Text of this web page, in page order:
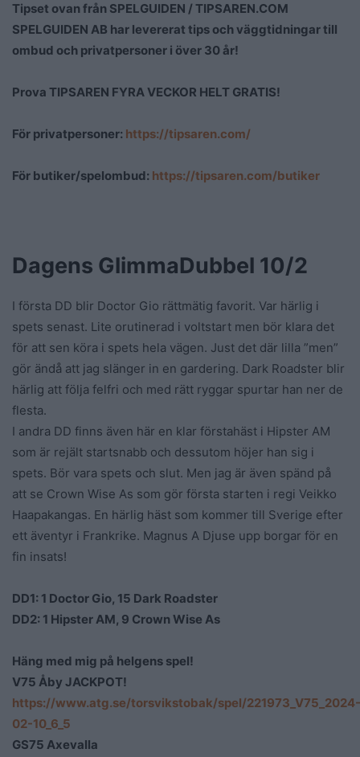
Tipset ovan från SPELGUIDEN / TIPSAREN.COM
SPELGUIDEN AB har levererat tips och väggtidningar till
ombud och privatpersoner i över 30 år!
Prova TIPSAREN FYRA VECKOR HELT GRATIS!
För privatpersoner: https://tipsaren.com/
För butiker/spelombud: https://tipsaren.com/butiker
Dagens GlimmaDubbel 10/2
I första DD blir Doctor Gio rättmätig favorit. Var härlig i
spets senast. Lite orutinerad i voltstart men bör klara det
för att sen köra i spets hela vägen. Just det där lilla ”men”
gör ändå att jag slänger in en gardering. Dark Roadster blir
härlig att följa felfri och med rätt ryggar spurtar han ner de
flesta.
I andra DD finns även här en klar förstahäst i Hipster AM
som är rejält startsnabb och dessutom höjer han sig i
spets. Bör vara spets och slut. Men jag är även spänd på
att se Crown Wise As som gör första starten i regi Veikko
Haapakangas. En härlig häst som kommer till Sverige efter
ett äventyr i Frankrike. Magnus A Djuse upp borgar för en
fin insats!
DD1: 1 Doctor Gio, 15 Dark Roadster
DD2: 1 Hipster AM, 9 Crown Wise As
Häng med mig på helgens spel!
V75 Åby JACKPOT!
https://www.atg.se/torsvikstobak/spel/221973_V75_2024-
02-10_6_5
GS75 Axevalla